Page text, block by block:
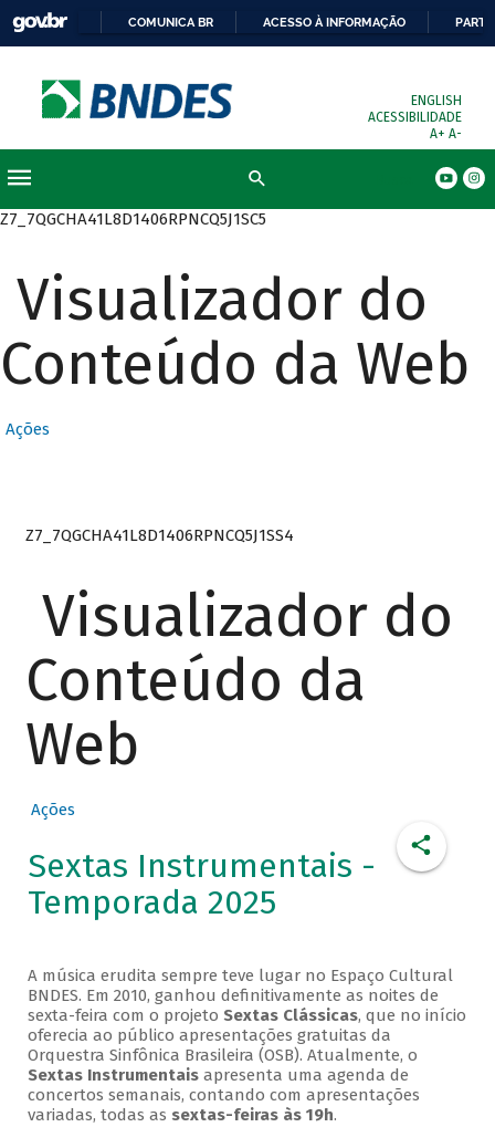
COMUNICA BR ACESSO À INFORMAÇÃO
ENGLISH
ACESSIBILIDADE
A+ A-
Z7_7QGCHA41L8D1406RPNCQ5J1SC5
Visualizador do
Conteúdo da Web
Ações
Z7_7QGCHA41L8D1406RPNCQ5J1SS4
Visualizador do
Conteúdo da
Web
Ações
Sextas Instrumentais -
Temporada 2025
A música erudita sempre teve lugar no Espaço Cultural
BNDES. Em 2010, ganhou definitivamente as noites de
sexta-feira com o projeto Sextas Clássicas, que no início
oferecia ao público apresentações gratuitas da
Orquestra Sinfônica Brasileira (OSB). Atualmente, o
Sextas Instrumentaisapresenta uma agenda de
concertos semanais, contando com apresentações
variadas, todas as sextas-feiras às 19h.